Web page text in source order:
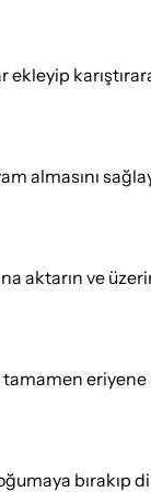
ekleyip
almasını
aktarın ve
bırakıp